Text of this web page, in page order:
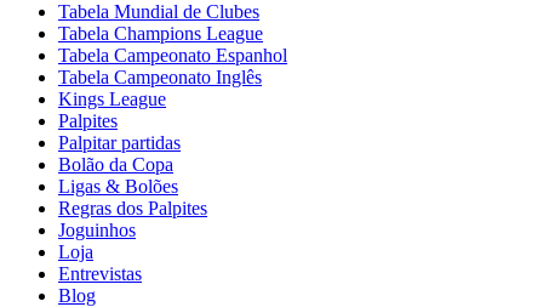
Tabela Mundial de Clubes
Tabela Champions League
Tabela Campeonato Espanhol
Tabela Campeonato Inglês
Kings League
Palpites
Palpitar partidas
Bolão da Copa
Ligas & Bolões
Regras dos Palpites
Joguinhos
Loja
Entrevistas
Blog